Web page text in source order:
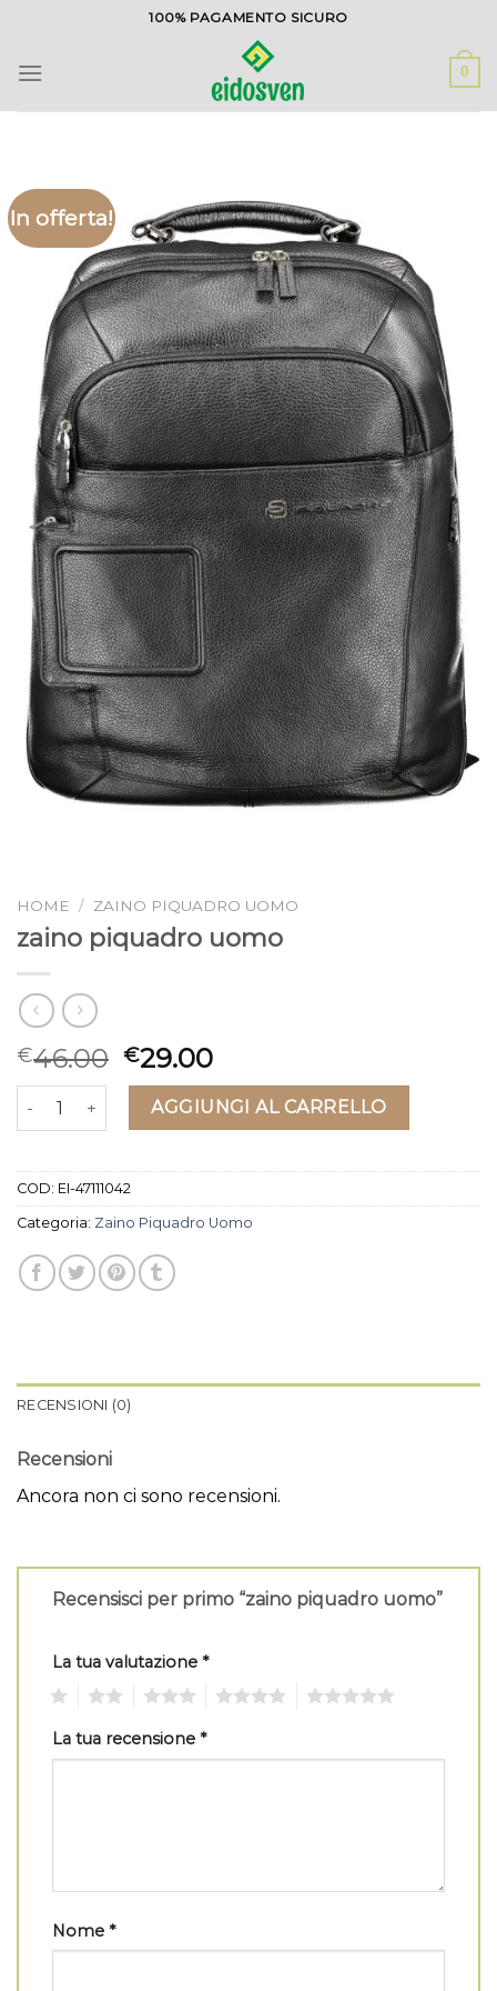
contenuti
100% PAGAMENTO SICURO
0
In offerta!
HOME / ZAINO PIQUADRO UOMO
zaino piquadro uomo
€46.00 €29.00
zaino piquadro uomo quantitàAGGIUNGI AL CARRELLO
COD: EI-47111042
Categoria: Zaino Piquadro Uomo
RECENSIONI (0)
Recensioni
Ancora non ci sono recensioni.
Recensisci per primo “zaino piquadro uomo”
La tua valutazione *
La tua recensione *
Nome *